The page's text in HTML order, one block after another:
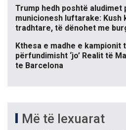
Trump hedh poshtë aludimet
municionesh luftarake: Kush
tradhtare, të dënohet me
Kthesa e madhe e
përfundimisht ‘jo’ Realit të
te Barcelona
Më të lexuarat